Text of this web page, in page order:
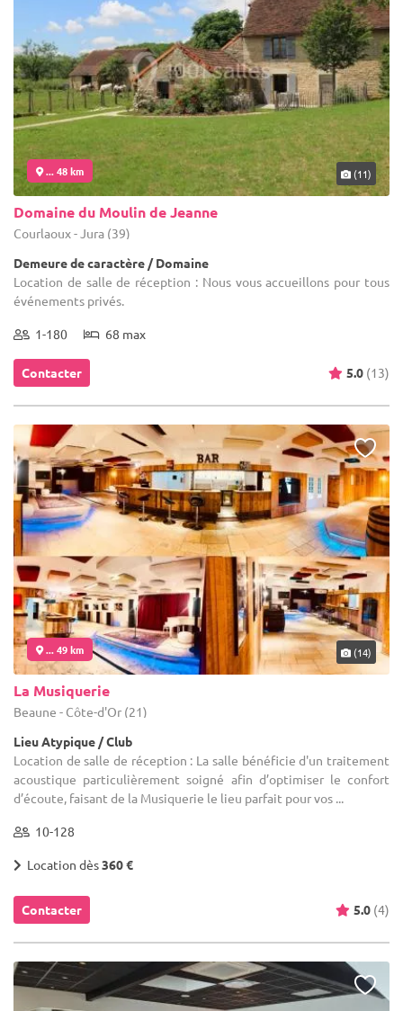
... 48 km (11)
Domaine du Moulin de Jeanne
Courlaoux - Jura (39)
Demeure de caractère / Domaine
Location de salle de réception : Nous vous accueillons pour tous
événements privés.
1-180 68 max
Contacter 5.0 (13)
... 49 km (14)
La Musiquerie
Beaune - Côte-d'Or (21)
Lieu Atypique / Club
Location de salle de réception : La salle bénéficie d'un traitement
acoustique particulièrement soigné afin d’optimiser le confort
d’écoute, faisant de la Musiquerie le lieu parfait pour vos ...
10-128
Location dès360 €
Contacter 5.0 (4)